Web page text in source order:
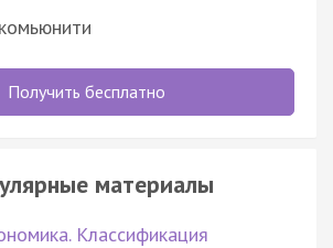
Получить бесплатно
материалы
Классификация